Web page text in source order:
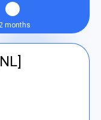
months